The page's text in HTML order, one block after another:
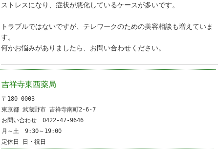
ストレスになり、症状が悪化しているケースが多いです。
トラブルではないですが、テレワークのための美容相談も増えていま
す。
何かお悩みがありましたら、お問い合わせください。
吉祥寺東西薬局
〒180-0003
東京都 武蔵野市 吉祥寺南町2-6-7
お問い合わせ 0422-47-9646
月～土 9:30～19:00
定休日 日・祝日